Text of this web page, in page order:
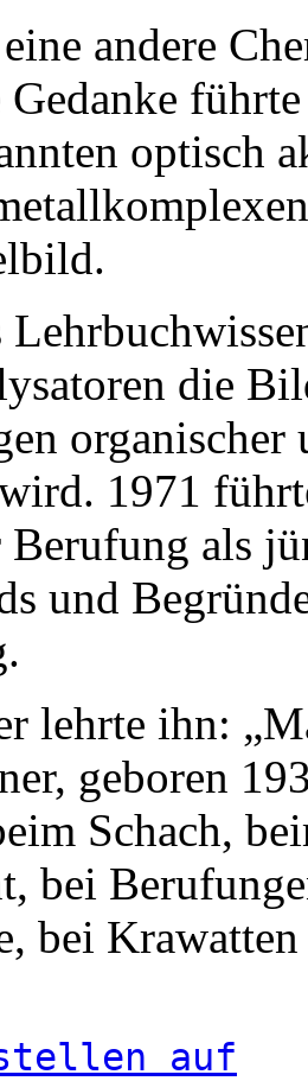
andere
Gedanke
optisch
die
organischer
1971
Berufung als
und
lehrte ihn:
geboren
Schach,
bei
bei
auf